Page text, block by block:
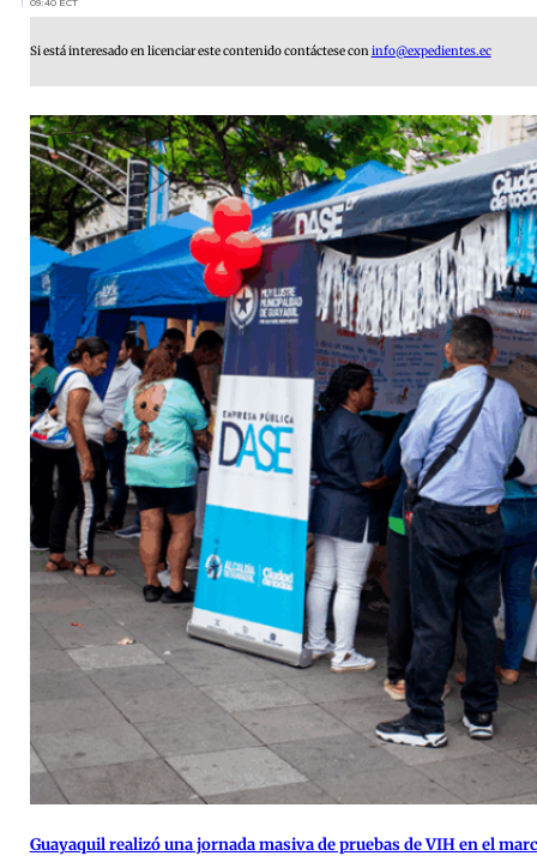
Si está interesado en licenciar este contenido contáctese coninfo@expedientes.ec
Guayaquil realizó una jornada masiva de pruebas de VIH en el